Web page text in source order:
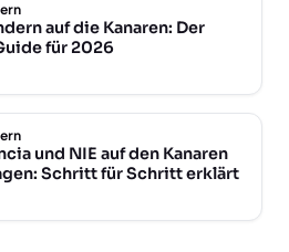
auf die Kanaren: Der
für 2026
und NIE auf den Kanaren
Schritt für Schritt erklärt